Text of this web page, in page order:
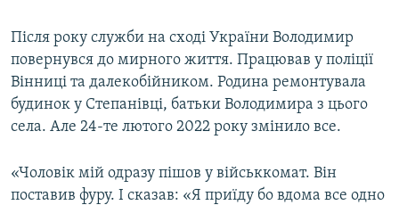
Після року служби на сході України Володимир
повернувся до мирного життя. Працював у поліції
Вінниці та далекобійником. Родина ремонтувала
будинок у Степанівці, батьки Володимира з цього
села. Але 24-те лютого 2022 року змінило все.
«Чоловік мій одразу пішов у військкомат. Він
поставив фуру. І сказав: «Я приїду бо вдома все одно